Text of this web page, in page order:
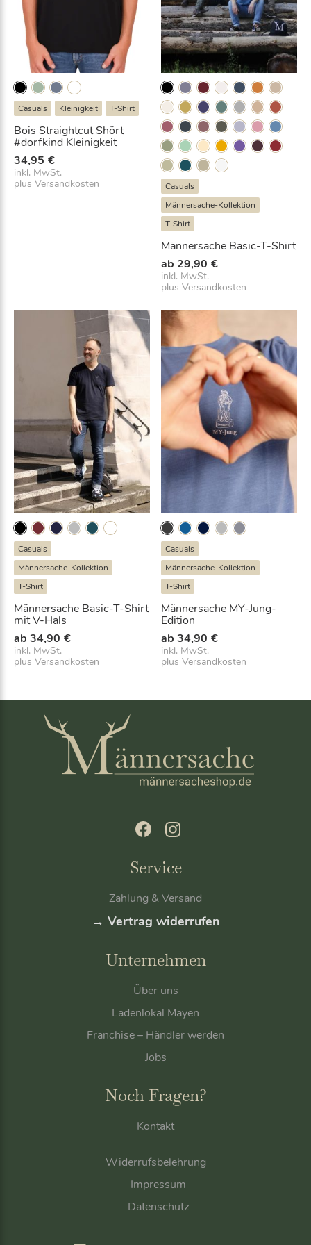
t
M
e
s
h
a
l
l
c
e
Casuals Kleinigkeit T-Shirt
Bois Straightcut Shört
#dorfkind Kleinigkeit
34,95 €
inkl. MwSt.
plus Versandkosten
Casuals
Männersache-Kollektion
T-Shirt
Männersache Basic-T-Shirt
ab 29,90 €
inkl. MwSt.
plusVersandkosten
Casuals
Männersache-Kollektion
T-Shirt
Männersache Basic-T-Shirt
mit V-Hals
ab 34,90 €
inkl. MwSt.
plus Versandkosten
Casuals
Männersache-Kollektion
T-Shirt
Männersache MY-Jung-
Edition
ab34,90 €
inkl. MwSt.
plusVersandkosten
Service
Zahlung & Versand
→ Vertrag widerrufen
Unternehmen
Über uns
Ladenlokal Mayen
Franchise – Händler werden
Jobs
Noch Fragen?
Kontakt
Widerrufsbelehrung
Impressum
Datenschutz